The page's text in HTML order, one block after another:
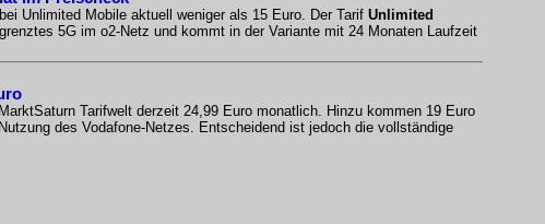
Unlimited Mobile aktuell weniger als 15 Euro. Der Tarif Unlimited
5G im o2-Netz und kommt in der Variante mit 24 Monaten Laufzeit
Tarifwelt derzeit 24,99 Euro monatlich. Hinzu kommen 19 Euro
des Vodafone-Netzes. Entscheidend ist jedoch die vollständige